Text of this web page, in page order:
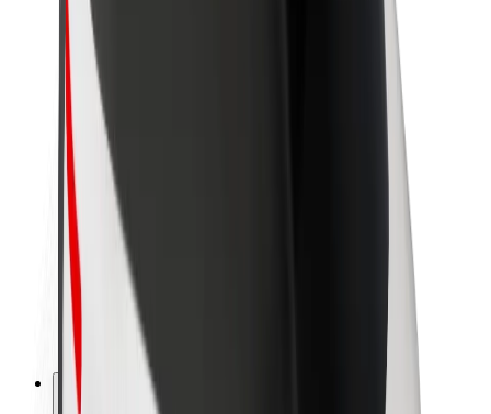
Blog
Centrul de presă
Manual de brand
Misiune
Relații cu investitorii
Conducere
Brand
Fondul Urban
Siguranță